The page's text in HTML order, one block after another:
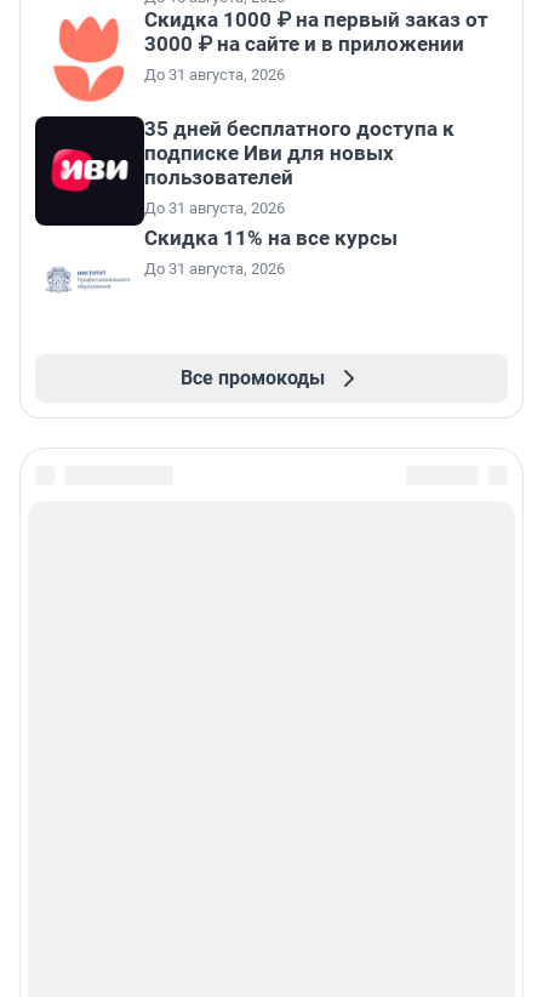
Скидка 1000 ₽ на первый заказ от
3000 ₽ на сайте и в приложении
До 31 августа, 2026
35 дней бесплатного доступа к
подписке Иви для новых
пользователей
До 31 августа, 2026
Скидка 11% на все курсы
До 31 августа, 2026
Все промокоды